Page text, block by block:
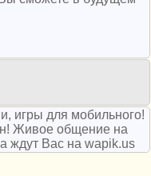
игры для мобильного!
Живое общение на
ждут Вас на wapik.us